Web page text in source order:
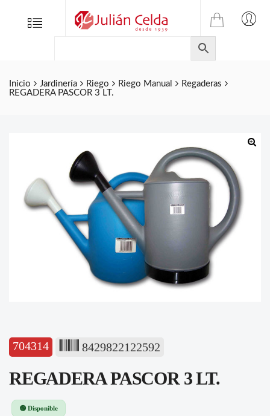
Menu
TIENDA
ONLINE
DE
JULIAN
CELDA
Inicio Jardinería Riego Riego Manual
Regaderas
REGADERA PASCOR 3 LT.
704314 8429822122592
REGADERA PASCOR 3 LT.
🟢 Disponible
Folletos
Contacto